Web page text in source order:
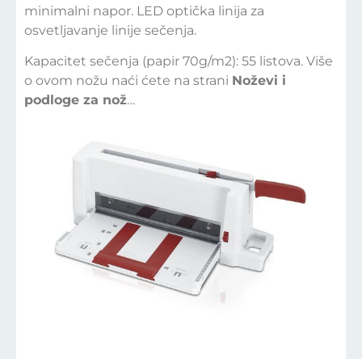
minimalni napor. LED optička linija za
osvetljavanje linije sečenja.
Kapacitet sečenja (papir 70g/m2): 55 listova. Više
o ovom nožu naći ćete na strani Noževi i
podloge za nož…